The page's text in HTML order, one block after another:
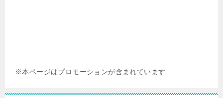
※本ページはプロモーションが含まれています